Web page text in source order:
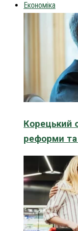
Економіка
Корецький
реформи та